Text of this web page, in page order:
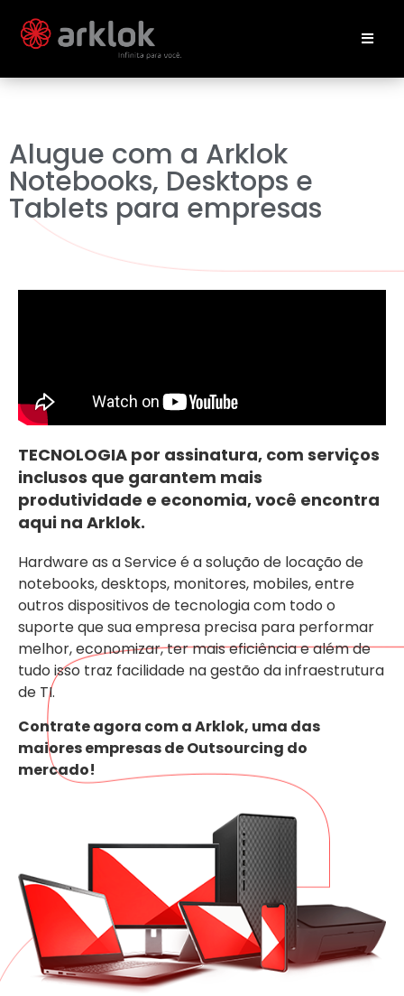
Alugue com a Arklok
Notebooks, Desktops e
Tablets para empresas
TECNOLOGIA por assinatura, com serviços
inclusos que garantem mais
produtividade e economia, você encontra
aqui na Arklok.
Hardware as a Service é a solução de locação de
notebooks, desktops, monitores, mobiles, entre
outros dispositivos de tecnologia com todo o
suporte que sua empresa precisa para performar
melhor, economizar, ter mais eficiência e além de
tudo isso traz facilidade na gestão da infraestrutura
de TI.
Contrate agora com a Arklok, uma das
maiores empresas de Outsourcing do
mercado!